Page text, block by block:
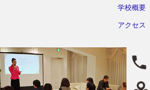
学校概要
アクセス